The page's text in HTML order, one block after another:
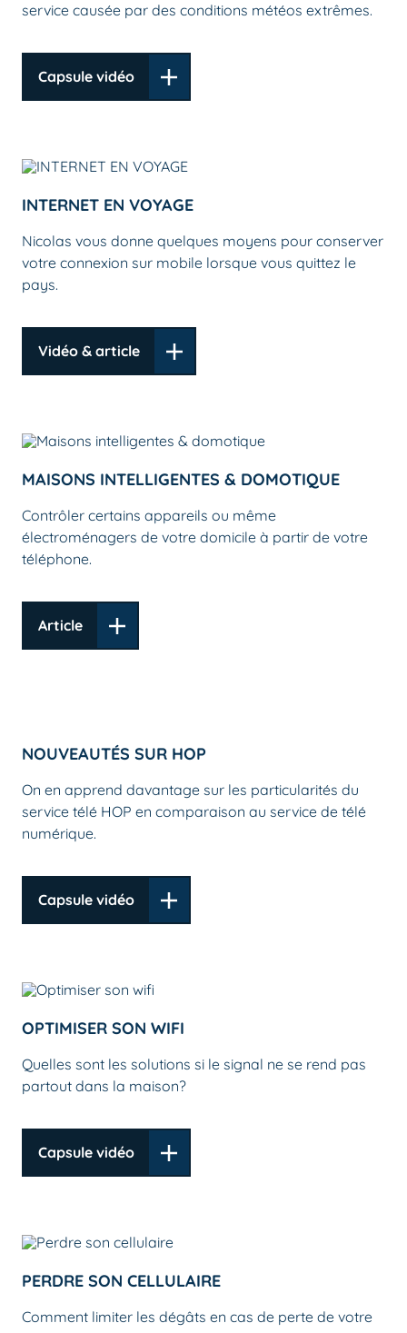
service causée par des conditions météos extrêmes.
Capsule vidéo
INTERNET EN VOYAGE
Nicolas vous donne quelques moyens pour conserver
votre connexion sur mobile lorsque vous quittez le
pays.
Vidéo & article
MAISONS INTELLIGENTES & DOMOTIQUE
Contrôler certains appareils ou même
électroménagers de votre domicile à partir de votre
téléphone.
Article
NOUVEAUTÉS SUR HOP
On en apprend davantage sur les particularités du
service télé HOP en comparaison au service de télé
numérique.
Capsule vidéo
OPTIMISER SON WIFI
Quelles sont les solutions si le signal ne se rend pas
partout dans la maison?
Capsule vidéo
PERDRE SON CELLULAIRE
Comment limiter les dégâts en cas de perte de votre